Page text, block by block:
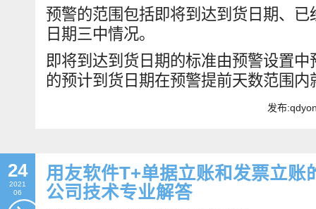
预警的范围包括即将到达到货日期、
日期三中情况。
即将到达到货日期的标准由预警设置
的预计到货日期在预警提前天数范围内
发布
24
2021
06
用友软件T+单据立账和发票立账
公司技术专业解答